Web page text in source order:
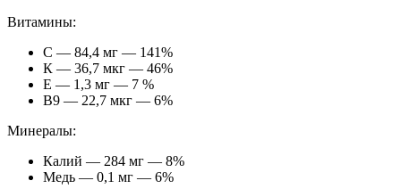
Витамины:
С — 84,4 мг — 141%
К — 36,7 мкг — 46%
Е — 1,3 мг — 7 %
В9 — 22,7 мкг — 6%
Минералы:
Калий — 284 мг — 8%
Медь — 0,1 мг — 6%